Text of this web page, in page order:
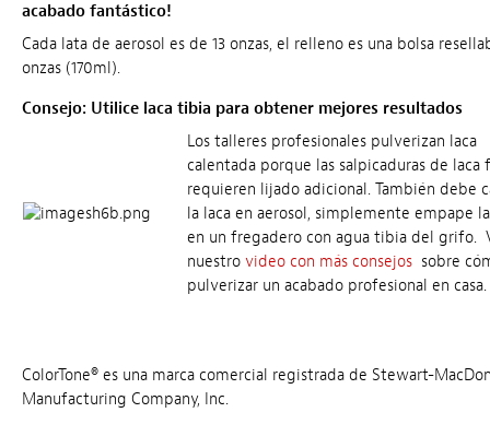
acabado fantástico!
Cada lata de aerosol es de 13 onzas, el relleno es una bolsa
onzas (170ml).
Consejo: Utilice laca tibia para obtener mejores resultados
Los talleres profesionales pulverizan laca
calentada porque las salpicaduras de laca
requieren lijado adicional. También debe
la laca en aerosol, simplemente empape
en un fregadero con agua tibia del grifo.
nuestro video con más consejos sobre
pulverizar un acabado profesional en casa.
ColorTone® es una marca comercial registrada de Stewart-
Manufacturing Company, Inc.